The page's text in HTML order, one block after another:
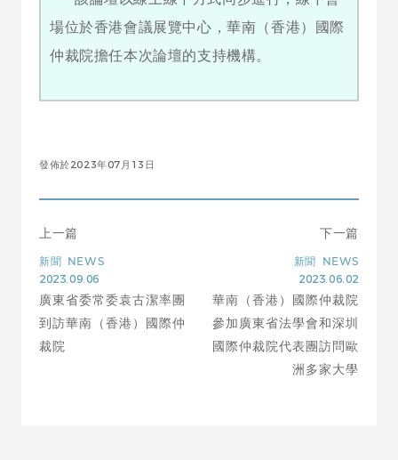
場位於香港會議展覽中心，華南（香港）國際
仲裁院擔任本次論壇的支持機構。
發佈於2023年07月13日
上一篇
新聞 NEWS
2023.09.06
廣東省委常委袁古潔率團
到訪華南（香港）國際仲
裁院
下一篇
新聞
NEWS
2023.06.02
華南（香港）國際仲裁院
參加廣東省法學會和深圳
國際仲裁院代表團訪問歐
洲多家大學